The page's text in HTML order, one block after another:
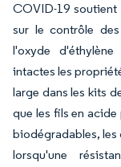
COVID-19
sur le contrôle
l'oxyde
intactes les
large dans les kits
que les fils en
biodégradables,
lorsqu'une